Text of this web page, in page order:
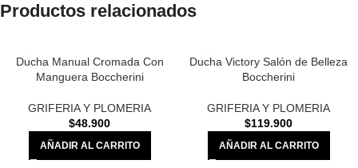
Productos relacionados
Ducha Manual Cromada Con
Manguera Boccherini
GRIFERIA Y PLOMERIA
$48.900
AÑADIR AL CARRITO
Ducha Victory Salón de Belleza
Boccherini
GRIFERIA Y PLOMERIA
$119.900
AÑADIR AL CARRITO